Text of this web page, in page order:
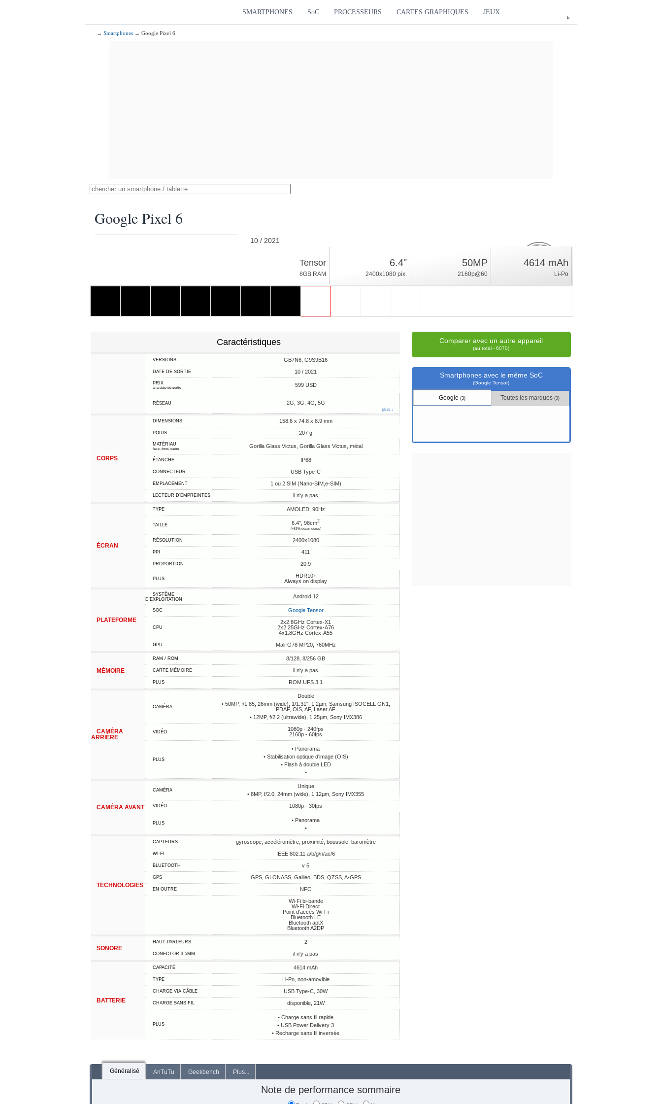
fr
SMARTPHONES SoC PROCESSEURS CARTES GRAPHIQUES JEUX
→ Smartphones → Google Pixel 6
Google Pixel 6
10 / 2021
28.2
Tensor
8GB RAM
6.4"
2400x1080 pix.
50MP
2160p@60
4614 mAh
Li-Po
Caractéristiques
VERSIONS GB7N6, G9S9B16
DATE DE SORTIE 10 / 2021
PRIX
à la date de sortie 599 USD
RÉSEAU 2G, 3G, 4G, 5G
plus ↓
CORPS
DIMENSIONS 158.6 x 74.8 x 8.9 mm
POIDS 207 g
MATÉRIAU
face, fond, cadre Gorilla Glass Victus, Gorilla Glass Victus, métal
ÉTANCHE IP68
CONNECTEUR USB Type-C
EMPLACEMENT 1 ou 2 SIM (Nano-SIM,e-SIM)
LECTEUR D'EMPREINTES il n'y a pas
ÉCRAN
TYPE AMOLED, 90Hz
TAILLE 6.4", 98cm2
(~83% écran-corps)
RÉSOLUTION 2400x1080
PPI 411
PROPORTION 20:9
PLUS
HDR10+
Always on display
PLATEFORME
SYSTÈME
D'EXPLOITATION
Android 12
SOC Google Tensor
CPU
2x2.8GHz Cortex-X1
2x2.25GHz Cortex-A76
4x1.8GHz Cortex-A55
GPU Mali-G78 MP20, 760MHz
MÉMOIRE
RAM / ROM 8/128, 8/256 GB
CARTE MÉMOIRE il n'y a pas
PLUS ROM UFS 3.1
CAMÉRA
ARRIÈRE
CAMÉRA
Double
• 50MP, f/1.85, 26mm (wide), 1/1.31", 1.2µm, Samsung ISOCELL GN1,
PDAF, OIS, AF, Laser AF
• 12MP, f/2.2 (ultrawide), 1.25µm, Sony IMX386
VIDÉO
1080p - 240fps
2160p - 60fps
PLUS
• Panorama
• Stabilisation optique d'image (OIS)
• Flash à double LED
•
CAMÉRA AVANT
CAMÉRA
Unique
• 8MP, f/2.0, 24mm (wide), 1.12µm, Sony IMX355
VIDÉO 1080p - 30fps
PLUS
• Panorama
•
TECHNOLOGIES
CAPTEURS gyroscope, accéléromètre, proximité, boussole, baromètre
WI-FI IEEE 802.11 a/b/g/n/ac/6
BLUETOOTH v 5
GPS GPS, GLONASS, Galileo, BDS, QZSS, A-GPS
EN OUTRE
NFC
Wi-Fi bi-bande
Wi-Fi Direct
Point d'accès Wi-Fi
Bluetooth LE
Bluetooth aptX
Bluetooth A2DP
SONORE
HAUT-PARLEURS 2
CONECTOR 3,5MM il n'y a pas
BATTERIE
CAPACITÉ 4614 mAh
TYPE Li-Po, non-amovible
CHARGE VIA CÂBLE USB Type-C, 30W
CHARGE SANS FIL disponible, 21W
PLUS
• Charge sans fil rapide
• USB Power Delivery 3
• Recharge sans fil inversée
Comparer avec un autre appareil
(au total - 6070)
Smartphones avec le même SoC
(Google Tensor)
Google(3) Toutes les marques(3)
Généralisé AnTuTu Geekbench Plus...
Note de performance sommaire